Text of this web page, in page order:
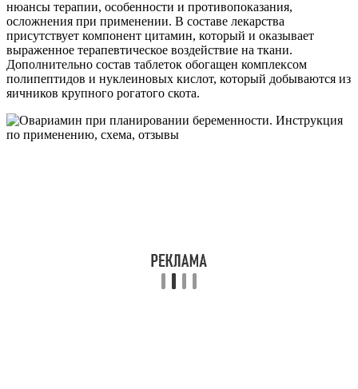
нюансы терапии, особенности и противопоказания,
осложнения при применении. В составе лекарства
присутствует компонент цитамин, который и оказывает
выраженное терапевтическое воздействие на ткани.
Дополнительно состав таблеток обогащен комплексом
полипептидов и нуклеиновых кислот, который добываются из
яичников крупного рогатого скота.